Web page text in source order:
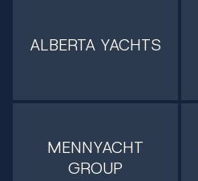
ALBERTA YACHTS
MENNYACHT
GROUP